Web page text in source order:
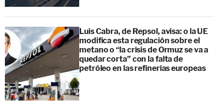
Luis Cabra, de Repsol, avisa: o la UE
modifica esta regulación sobre el
metano o “la crisis de Ormuz se va a
quedar corta” con la falta de
petróleo en las refinerías europeas